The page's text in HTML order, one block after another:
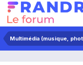
Multimédia (musique,